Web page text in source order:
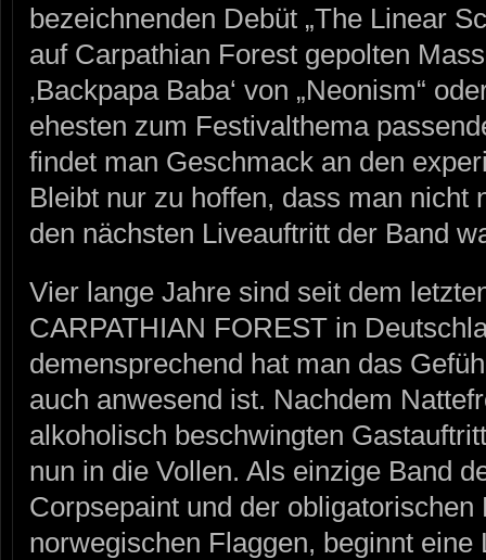
bezeichnenden Debüt „The Linear
auf Carpathian Forest gepolten
‚Backpapa Baba‘ von „Neonism“
ehesten zum Festivalthema
findet man Geschmack an den
Bleibt nur zu hoffen, dass man nicht
den nächsten Liveauftritt der Band
Vier lange Jahre sind seit dem
CARPATHIAN FOREST in
demensprechend hat man das
auch anwesend ist. Nachdem
alkoholisch beschwingten
nun in die Vollen. Als einzige Band
Corpsepaint und der obligatorischen
norwegischen Flaggen, beginnt